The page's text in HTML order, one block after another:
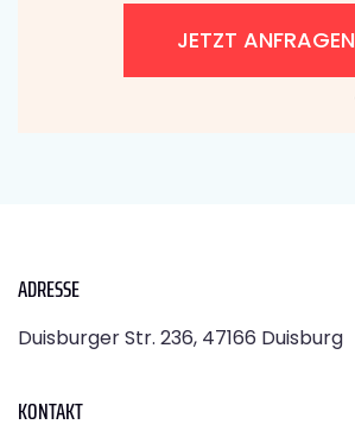
JETZT ANFRAGEN
ADRESSE
Duisburger Str. 236, 47166 Duisburg
KONTAKT